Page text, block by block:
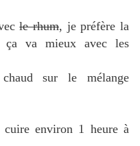
le rhum, je préfère la
va mieux avec les
sur le mélange
cuire environ 1 heure à